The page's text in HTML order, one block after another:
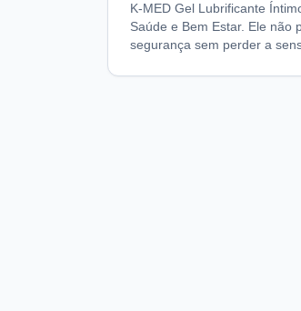
K-MED Gel Lubrificante
Saúde e Bem Estar. Ele não
segurança sem perder a